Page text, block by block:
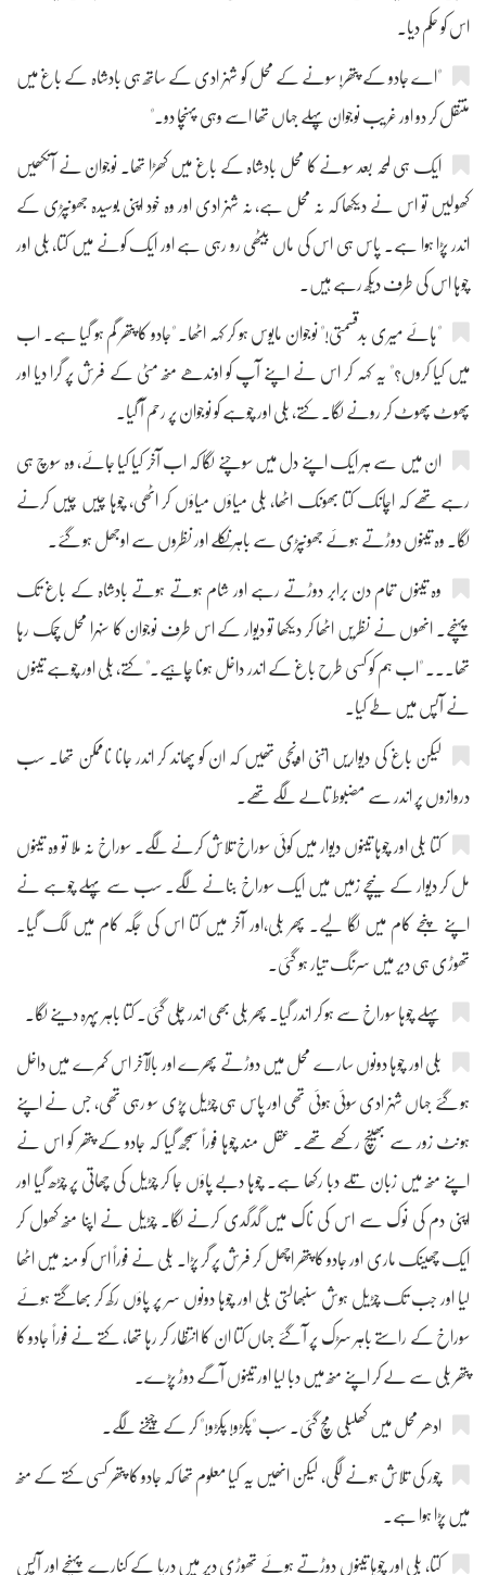
اس کو حکم دیا۔
"اے جادو کے پتھر! سونے کے محل کو شہزادی کے ساتھ ہی بادشاہ کے باغ میں
منتقل کر دو اور غریب نوجوان پہلے جہاں تھا اسے وہی پہنچا دو۔"
ایک ہی لمحہ بعد سونے کا محل بادشاہ کے باغ میں کھڑا تھا۔ نوجوان نے آنکھیں
کھولیں تو اس نے دیکھا کہ نہ محل ہے، نہ شہزادی اور وہ خود اپنی بوسیدہ جھونپڑی کے
اندر پڑا ہوا ہے۔ پاس ہی اس کی ماں بیٹھی رو رہی ہے اور ایک کونے میں کتا، بلی اور
چوہا اس کی طرف دیکھ رہے ہیں۔
"ہائے میری بدقسمتی!" نوجوان مایوس ہو کر کہہ اٹھا۔ "جادو کا پتھر گم ہو گیا ہے۔ اب
میں کیا کروں؟" یہ کہہ کر اس نے اپنے آپ کو اوندھے منھ مٹی کے فرش پر گرا دیا اور
پھوٹ پھوٹ کر رونے لگا۔ کتے، بلی اور چوہے کو نوجوان پر رحم آ گیا۔
ان میں سے ہر ایک اپنے دل میں سوچنے لگا کہ اب آخر کیا کیا جائے، وہ سوچ ہی
رہے تھے کہ اچانک کتا بھونک اٹھا، بلی میاؤں میاؤں کر اٹھی، چوہا چیں چیں کرنے
لگا۔ وہ تینوں دوڑتے ہوئے جھونپڑی سے باہر نکلے اور نظروں سے اوجھل ہو گئے۔
وہ تینوں تمام دن برابر دوڑتے رہے اور شام ہوتے ہوتے بادشاہ کے باغ تک
پہنچے۔ انھوں نے نظریں اٹھا کر دیکھا تو دیوار کے اس طرف نوجوان کا سنہرا محل چمک رہا
تھا۔۔۔ "اب ہم کو کسی طرح باغ کے اندر داخل ہونا چاہیے۔" کتے، بلی اور چوہے تینوں
نے آپس میں طے کیا۔
لیکن باغ کی دیواریں اتنی اونچی تھیں کہ ان کو پھاند کر اندر جانا ناممکن تھا۔ سب
دروازوں پر اندر سے مضبوط تالے لگے تھے۔
کتا بلی اور چوہا تینوں دیوار میں کوئی سوراخ تلاش کرنے لگے۔ سوراخ نہ ملا تو وہ تینوں
مل کر دیوار کے نیچے زمیں میں ایک سوراخ بنانے لگے۔ سب سے پہلے چوہے نے
اپنے پنجے کام میں لگا لیے۔ پھر بلی،اور آخر میں کتا اس کی جگہ کام میں لگ گیا۔
تھوڑی ہی دیر میں سرنگ تیار ہو گئی۔
پہلے چوہا سوراخ سے ہو کر اندر گیا۔ پھر بلی بھی اندر چلی گئی۔ کتا باہر پہرہ دینے لگا۔
بلی اور چوہا دونوں سارے محل میں دوڑتے پھرے اور بالآخر اس کمرے میں داخل
ہو گئے جہاں شہزادی سوئی ہوئی تھی اور پاس ہی چڑیل پڑی سو رہی تھی، جس نے اپنے
ہونٹ زور سے بھینچ رکھے تھے۔ عقل مند چوہا فوراً سمجھ گیا کہ جادو کے پتھر کو اس نے
اپنے منھ میں زبان تلے دبا رکھا ہے۔ چوہا دبے پاؤں جا کر چڑیل کی چھاتی پر چڑھ گیا اور
اپنی دم کی نوک سے اس کی ناک میں گدگدی کرنے لگا۔ چڑیل نے اپنا منھ کھول کر
ایک چھینک ماری اور جادو کا پتھر اچھل کر فرش پر گر پڑا۔ بلی نے فوراً اس کو منہ میں اٹھا
لیا اور جب تک چڑیل ہوش سنبھالتی بلی اور چوہا دونوں سر پر پاؤں رکھ کر بھاگتے ہوئے
سوراخ کے راستے باہر سڑک پر آ گئے جہاں کتا ان کا انتظار کر رہا تھا، کتے نے فوراً جادو کا
پتھر بلی سے لے کر اپنے منھ میں دبا لیا اور تینوں آگے دوڑ پڑے۔
ادھر محل میں کھلبلی مچ گئی۔ سب "پکڑو! پکڑو!" کر کے چیخنے لگے۔
چور کی تلاش ہونے لگی، لیکن انھیں یہ کیا معلوم تھا کہ جادو کا پتھر کسی کتے کے منھ
میں پڑا ہوا ہے۔
کتا، بلی اور چوہا تینوں دوڑتے ہوئے تھوڑی دیر میں دریا کے کنارے پہنچے اور آپس